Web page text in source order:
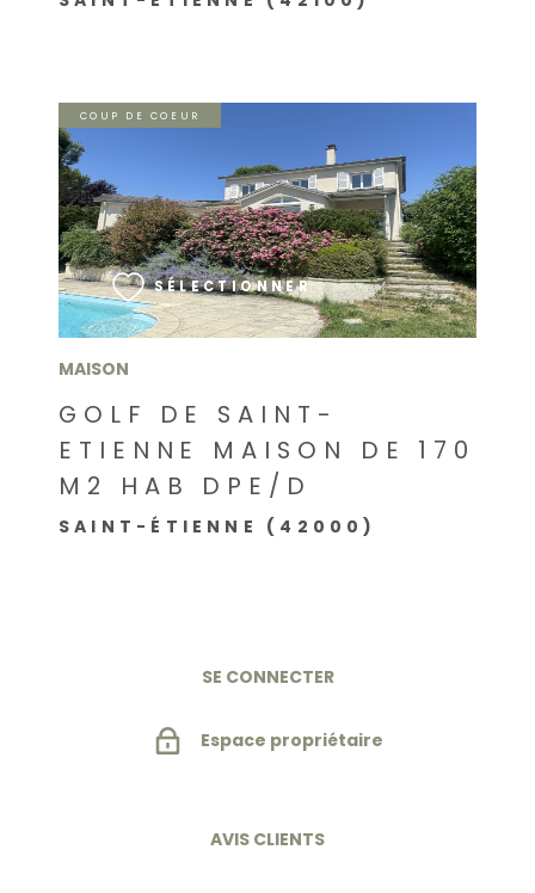
MAISON
GOLF DE SAINT-
ETIENNE MAISON DE 170
M2 HAB DPE/D
SAINT-ÉTIENNE (42000)
COUP DE COEUR
SÉLECTIONNER
VOIR LE BIEN
SE CONNECTER
Espace propriétaire
AVIS CLIENTS